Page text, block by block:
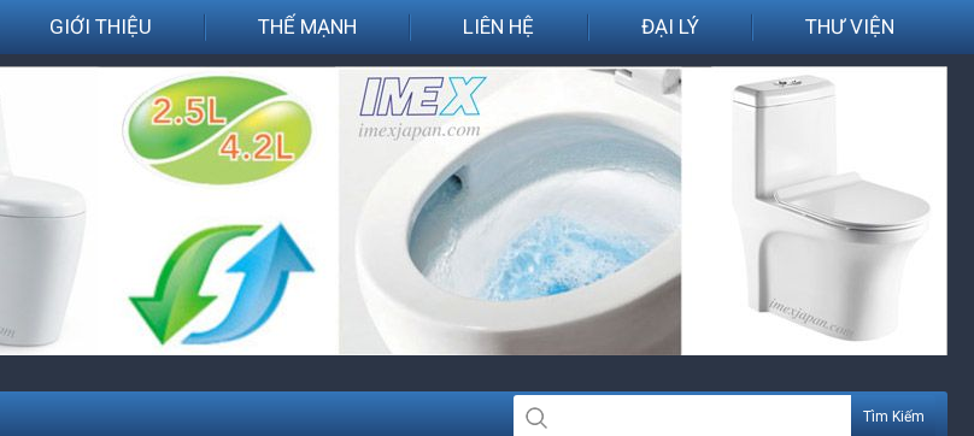
GIỚI THIỆU THẾ MẠNH LIÊN HỆ ĐẠI LÝ THƯ VIỆN
Tìm Kiếm